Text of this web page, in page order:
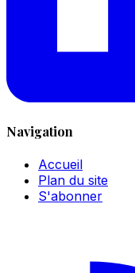
Navigation
Accueil
Plan du site
S'abonner